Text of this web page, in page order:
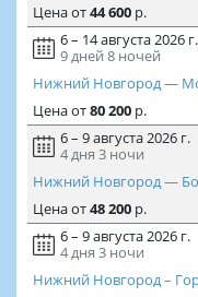
Ценаот44 600р.
6 – 14 августа 2026 г.
9 дней 8 ночей
Нижний Новгород —
Ценаот80 200р.
6 – 9 августа 2026 г.
4 дня 3 ночи
Нижний Новгород —
Ценаот48 200р.
6 – 9 августа 2026 г.
4 дня 3 ночи
Нижний Новгород –